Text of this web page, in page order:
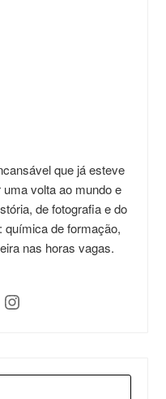
que já esteve
volta ao mundo e
de fotografia e do
química de formação,
nas horas vagas.